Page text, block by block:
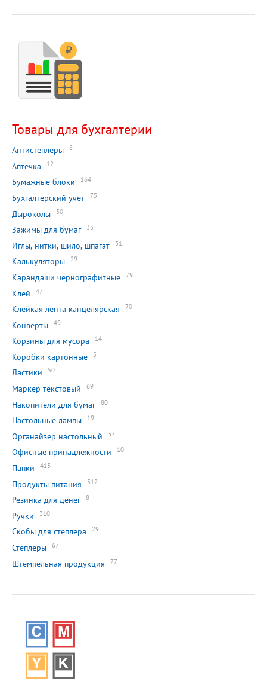
Товары для бухгалтерии
Антистеплеры 8
Аптечка 12
Бумажные блоки 164
Бухгалтерский учет 75
Дыроколы 30
Зажимы для бумаг 33
Иглы, нитки, шило, шпагат 31
Калькуляторы 29
Карандаши чернографитные 79
Клей 47
Клейкая лента канцелярская 70
Конверты 49
Корзины для мусора 14
Коробки картонные 5
Ластики 50
Маркер текстовый 69
Накопители для бумаг 80
Настольные лампы 19
Органайзер настольный 37
Офисные принадлежности 10
Папки 413
Продукты питания 512
Резинка для денег 8
Ручки 310
Скобы для степлера 29
Степлеры 67
Штемпельная продукция 77